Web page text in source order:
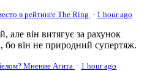
в рейтинге The Ring · 1 hour ago
але він витягує за рахунок
бо він не природний супертяж.
Мнение Агита · 1 hour ago